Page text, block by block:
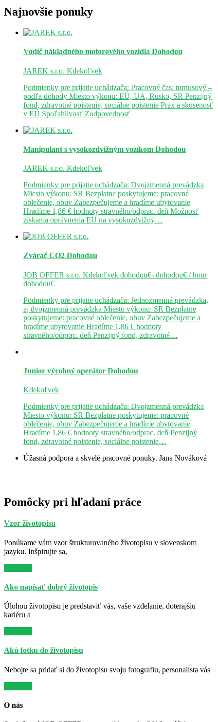
Najnovšie ponuky
Vodič nákladného motorového vozidla Dohodou
JAREK s.r.o. Kdekoľvek
Podmienky pre prijatie uchádzača: Pracovný čas: turnusový –
podľa dohody Miesto výkonu: EÚ, UA, Rusko, SR Penzijný
fond, zdravotné poistenie, sociálne poistenie Prax a skúsenosť
v EÚ Spoľahlivosť Zodpovednosť
Manipulant s vysokozdvižným vozíkom Dohodou
JAREK s.r.o. Kdekoľvek
Podmienky pre prijatie uchádzača: Dvojzmenná prevádzka
Miesto výkonu: SR Bezplatne poskytujeme: pracovné
oblečenie, obuv Zabezpečujeme a hradíme ubytovanie
Hradíme 1,86 € hodnoty stravného/odprac. deň Možnosť
získania oprávnenia EU na vysokozdvižný…
Zvárač CO2 Dohodou
JOB OFFER s.r.o. Kdekoľvek dohodou€- dohodou€ / hour
dohodou€
Podmienky pre prijatie uchádzača: Jednozmenná prevádzka,
aj dvojzmenná prevádzka Miesto výkonu: SR Bezplatne
poskytujeme: pracovné oblečenie, obuv Zabezpečujeme a
hradíme ubytovanie Hradíme 1,86 € hodnoty
stravného/odprac. deň Penzijný fond, zdravotné…
Junior výrobný operátor Dohodou
Kdekoľvek
Podmienky pre prijatie uchádzača: Dvojzmenná prevádzka
Miesto výkonu: SR Bezplatne poskytujeme: pracovné
oblečenie, obuv Zabezpečujeme a hradíme ubytovanie
Hradíme 1,86 € hodnoty stravného/odprac. deň Penzijný
fond, zdravotné poistenie, sociálne poistenie…
Úžasná podpora a skvelé pracovné ponuky. Jana Nováková
Pomôcky pri hľadaní práce
Vzor životopisu
Ponúkame vám vzor štrukturovaného životopisu v slovenskom
jazyku. Inšpirujte sa,
Ako napísať dobrý životopis
Úlohou životopisu je predstaviť vás, vaše vzdelanie, doterajšiu
kariéru a
Akú fotku do životopisu
Nebojte sa pridať si do životopisu svoju fotografiu, personalista vás
O nás